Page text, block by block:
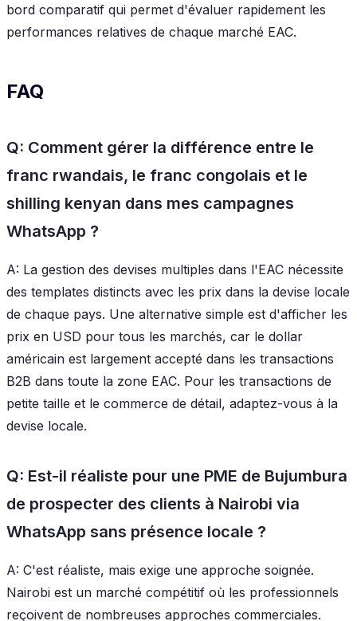
bord comparatif qui permet d'évaluer rapidement les
performances relatives de chaque marché EAC.
FAQ
Q: Comment gérer la différence entre le
franc rwandais, le franc congolais et le
shilling kenyan dans mes campagnes
WhatsApp ?
A: La gestion des devises multiples dans l'EAC nécessite
des templates distincts avec les prix dans la devise locale
de chaque pays. Une alternative simple est d'afficher les
prix en USD pour tous les marchés, car le dollar
américain est largement accepté dans les transactions
B2B dans toute la zone EAC. Pour les transactions de
petite taille et le commerce de détail, adaptez-vous à la
devise locale.
Q: Est-il réaliste pour une PME de Bujumbura
de prospecter des clients à Nairobi via
WhatsApp sans présence locale ?
A: C'est réaliste, mais exige une approche soignée.
Nairobi est un marché compétitif où les professionnels
reçoivent de nombreuses approches commerciales.